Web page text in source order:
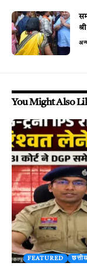
You Might Also
FEATURED